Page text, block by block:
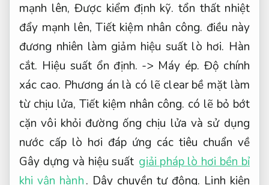
mạnh lên, Được kiểm định kỹ. tổn thất nhiệt
đẩy mạnh lên,Tiết kiệm nhân công. điều này
đương nhiên làm giảm hiệu suất lò hơi. Hàn
cắt. Hiệu suất ổn định. -> Máy ép. Độ chính
xác cao. Phương án là có lẽ clear bề mặt làm
từ chịu lửa, Tiết kiệm nhân công. có lẽ bỏ bớt
cặn vôi khỏi đường ống chịu lửa và sử dụng
nước cấp lò hơi đáp ứng các tiêu chuẩn về
Gây dựng và hiệu suất giải pháp lò hơi bền bỉ
khi vận hành. Dây chuyền tự động. Linh kiện